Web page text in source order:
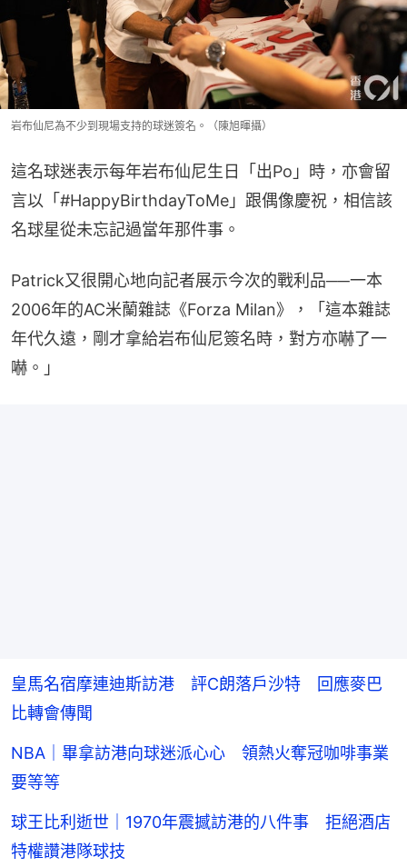
岩布仙尼為不少到現場支持的球迷簽名。（陳旭暉攝）
這名球迷表示每年岩布仙尼生日「出Po」時，亦會留
言以「#HappyBirthdayToMe」跟偶像慶祝，相信該
名球星從未忘記過當年那件事。
Patrick又很開心地向記者展示今次的戰利品──一本
2006年的AC米蘭雜誌《Forza Milan》，「這本雜誌
年代久遠，剛才拿給岩布仙尼簽名時，對方亦嚇了一
嚇。」
皇馬名宿摩連迪斯訪港 評C朗落戶沙特 回應麥巴
比轉會傳聞
NBA｜畢拿訪港向球迷派心心 領熱火奪冠咖啡事業
要等等
球王比利逝世｜1970年震撼訪港的八件事 拒絕酒店
特權讚港隊球技